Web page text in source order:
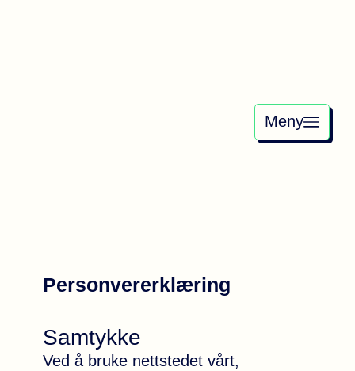
Meny
Personvererklæring
Samtykke
Ved å bruke nettstedet vårt,